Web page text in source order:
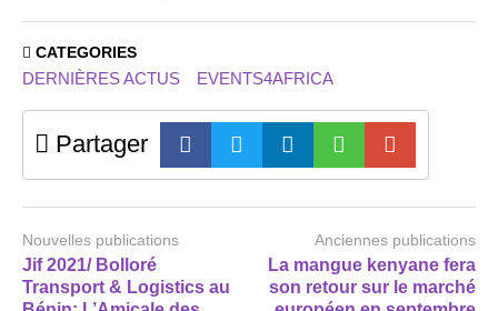
CATEGORIES
DERNIÈRES ACTUS EVENTS4AFRICA
Partager
Nouvelles publications
Jif 2021/ Bolloré
Transport & Logistics au
Anciennes publications
La mangue kenyane fera
son retour sur le marché